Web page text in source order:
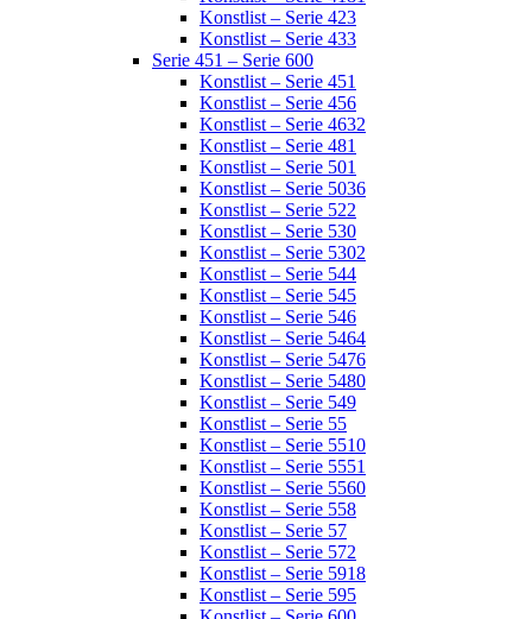
Konstlist – Serie 423
Konstlist – Serie 433
Serie 451 – Serie 600
Konstlist – Serie 451
Konstlist – Serie 456
Konstlist – Serie 4632
Konstlist – Serie 481
Konstlist – Serie 501
Konstlist – Serie 5036
Konstlist – Serie 522
Konstlist – Serie 530
Konstlist – Serie 5302
Konstlist – Serie 544
Konstlist – Serie 545
Konstlist – Serie 546
Konstlist – Serie 5464
Konstlist – Serie 5476
Konstlist – Serie 5480
Konstlist – Serie 549
Konstlist – Serie 55
Konstlist – Serie 5510
Konstlist – Serie 5551
Konstlist – Serie 5560
Konstlist – Serie 558
Konstlist – Serie 57
Konstlist – Serie 572
Konstlist – Serie 5918
Konstlist – Serie 595